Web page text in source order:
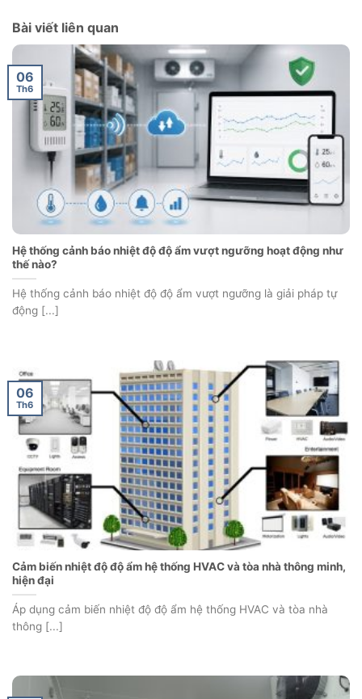
Bài viết liên quan
Hệ thống cảnh báo nhiệt độ độ ẩm vượt ngưỡng hoạt động như
thế nào?
Hệ thống cảnh báo nhiệt độ độ ẩm vượt ngưỡng là giải pháp tự
động [...]
06
Th6
Cảm biến nhiệt độ độ ẩm hệ thống HVAC và tòa nhà thông minh,
hiện đại
Áp dụng cảm biến nhiệt độ độ ẩm hệ thống HVAC và tòa nhà
thông [...]
06
Th6